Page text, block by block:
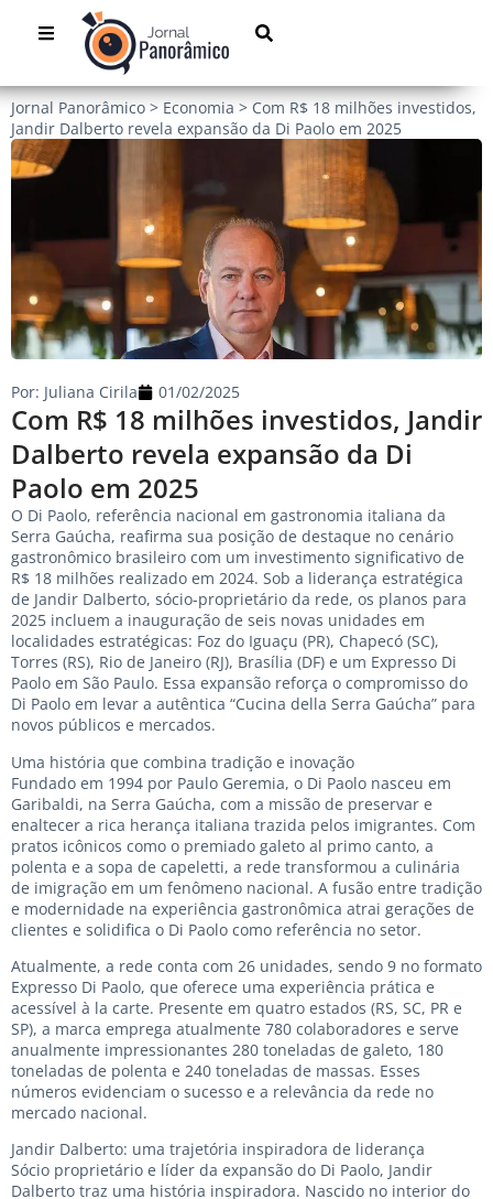
Jornal Panorâmico > Economia > Com R$ 18 milhões investidos,
Jandir Dalberto revela expansão da Di Paolo em 2025
Com R$ 18 milhões investidos, Jandir
Dalberto revela expansão da Di
Paolo em 2025
Por: Juliana Cirila 01/02/2025
O Di Paolo, referência nacional em gastronomia italiana da
Serra Gaúcha, reafirma sua posição de destaque no cenário
gastronômico brasileiro com um investimento significativo de
R$ 18 milhões realizado em 2024. Sob a liderança estratégica
de Jandir Dalberto, sócio-proprietário da rede, os planos para
2025 incluem a inauguração de seis novas unidades em
localidades estratégicas: Foz do Iguaçu (PR), Chapecó (SC),
Torres (RS), Rio de Janeiro (RJ), Brasília (DF) e um Expresso Di
Paolo em São Paulo. Essa expansão reforça o compromisso do
Di Paolo em levar a autêntica “Cucina della Serra Gaúcha” para
novos públicos e mercados.
Uma história que combina tradição e inovação
Fundado em 1994 por Paulo Geremia, o Di Paolo nasceu em
Garibaldi, na Serra Gaúcha, com a missão de preservar e
enaltecer a rica herança italiana trazida pelos imigrantes. Com
pratos icônicos como o premiado galeto al primo canto, a
polenta e a sopa de capeletti, a rede transformou a culinária
de imigração em um fenômeno nacional. A fusão entre tradição
e modernidade na experiência gastronômica atrai gerações de
clientes e solidifica o Di Paolo como referência no setor.
Atualmente, a rede conta com 26 unidades, sendo 9 no formato
Expresso Di Paolo, que oferece uma experiência prática e
acessível à la carte. Presente em quatro estados (RS, SC, PR e
SP), a marca emprega atualmente 780 colaboradores e serve
anualmente impressionantes 280 toneladas de galeto, 180
toneladas de polenta e 240 toneladas de massas. Esses
números evidenciam o sucesso e a relevância da rede no
mercado nacional.
Jandir Dalberto: uma trajetória inspiradora de liderança
Sócio proprietário e líder da expansão do Di Paolo, Jandir
Dalberto traz uma história inspiradora. Nascido no interior do